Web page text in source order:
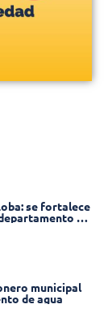
se fortalece
de
municipal
de agua